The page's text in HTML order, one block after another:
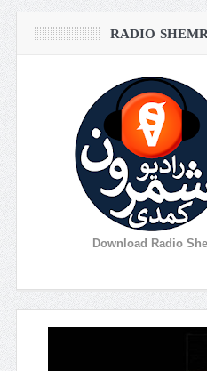
RADIO
Download Radio